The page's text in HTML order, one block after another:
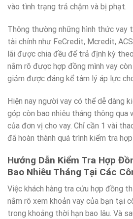
vào tình trạng trả chậm và bị phạt.
Thông thường những hình thức vay
tài chính như FeCredit, Mcredit,
lãi được chia đều để trả định kỳ
nắm rõ được hợp đồng mình vay
giảm được đáng kể tâm lý áp lực
Hiện nay người vay có thể dễ dàng
góp còn bao nhiêu tháng thông
của đơn vị cho vay. Chỉ cần 1 vài
đã hoàn thành quá trình kiểm tra
Hướng Dẫn Kiểm Tra Hợp
Bao Nhiêu Tháng Tại Các
Việc khách hàng tra cứu hợp đồng
nắm rõ xem khoản vay của bạn tại
trong khoảng thời hạn bao lâu. Và